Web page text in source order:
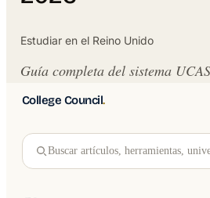
College Council.
Buscar artículos, herramientas,
Estudiar en el Reino Unido
Guía completa del sistema
personal, calificaciones
admisión, entrevistas y
estudios en el Reino Unido.
Written byJakub Andre